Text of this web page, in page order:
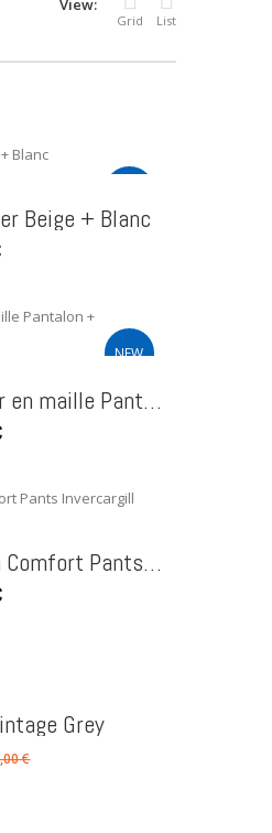
View:
Grid List
Beige + Blanc
NEW
FRILIVIN - Ensemble Noir en maille Pantalon + Débardeur
Aussiebum - NZLC Cabin Comfort Pants Invercargill
Grey
€